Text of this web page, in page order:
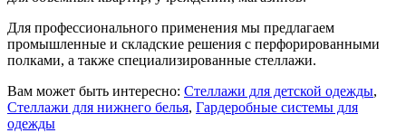
Для профессионального применения мы предлагаем
промышленные и складские решения с перфорированными
полками, а также специализированные стеллажи.
Вам может быть интересно: Стеллажи для детской одежды,
Стеллажи для нижнего белья, Гардеробные системы для
одежды